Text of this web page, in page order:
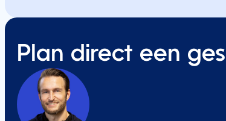
Plan direct een